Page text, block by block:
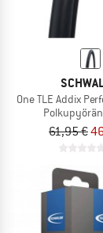
One TLE Addix
61,95 €